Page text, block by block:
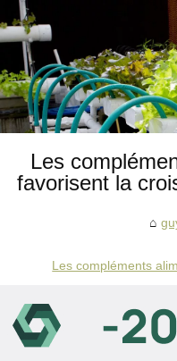
Les
favorisent la
Les compléments